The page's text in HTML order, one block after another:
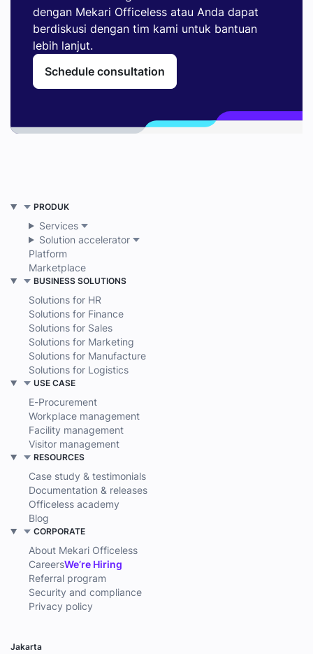
dengan Mekari Officeless atau Anda dapat
berdiskusi dengan tim kami untuk bantuan
lebih lanjut.
Schedule consultation
PRODUK
Services
Solution accelerator
Platform
Marketplace
BUSINESS SOLUTIONS
Solutions for HR
Solutions for Finance
Solutions for Sales
Solutions for Marketing
Solutions for Manufacture
Solutions for Logistics
USE CASE
E-Procurement
Workplace management
Facility management
Visitor management
RESOURCES
Case study & testimonials
Documentation & releases
Officeless academy
Blog
CORPORATE
About Mekari Officeless
CareersWe’re Hiring
Referral program
Security and compliance
Privacy policy
Jakarta